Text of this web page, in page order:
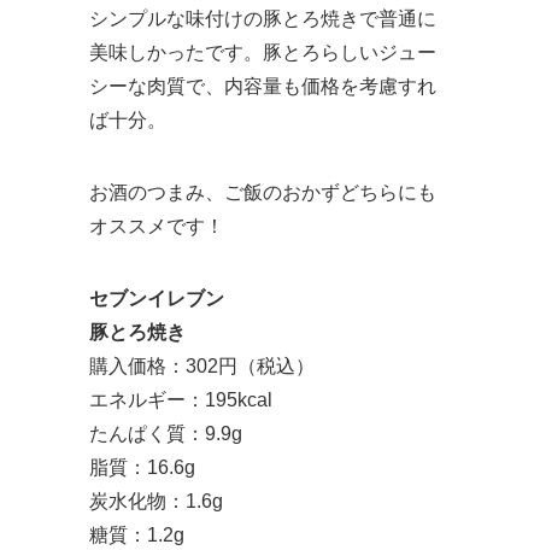
シンプルな味付けの豚とろ焼きで普通に
美味しかったです。豚とろらしいジュー
シーな肉質で、内容量も価格を考慮すれ
ば十分。
お酒のつまみ、ご飯のおかずどちらにも
オススメです！
セブンイレブン
豚とろ焼き
購入価格：302円（税込）
エネルギー：195kcal
たんぱく質：9.9g
脂質：16.6g
炭水化物：1.6g
糖質：1.2g